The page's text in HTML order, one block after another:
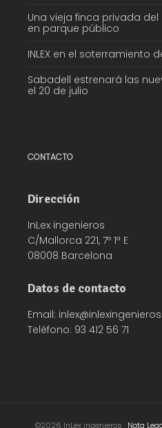
Una vieja finca privada
en parque público
INLEX en el soterramiento
Sabadell estrenará las
el 20 de julio
CONTACTO
Dirección
InLex ingenieros
C/Mallorca 221, 7º 1ª E
08008 Barcelona
Datos de contacto
Email:
Teléfono: 93 412 56 71
©2026 InLex ingenieros · Nota